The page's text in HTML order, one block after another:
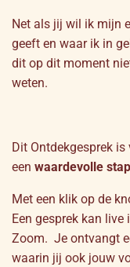
Net als jij wil ik mijn
geeft en waar ik in
dit op dit moment
weten.
Dit Ontdekgesprek
een waardevolle
Met een klik op de
Een gesprek kan
Zoom. Je ontvangt
waarin jij ook jouw